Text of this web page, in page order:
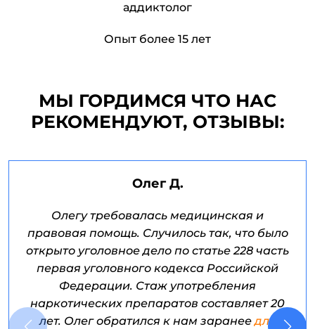
аддиктолог
Опыт более 15 лет
МЫ ГОРДИМСЯ ЧТО НАС
РЕКОМЕНДУЮТ, ОТЗЫВЫ:
Олег Д.
Олегу требовалась медицинская и
правовая помощь. Случилось так, что было
открыто уголовное дело по статье 228 часть
первая уголовного кодекса Российской
Федерации. Стаж употребления
наркотических препаратов составляет 20
лет. Олег обратился к нам заранеедля